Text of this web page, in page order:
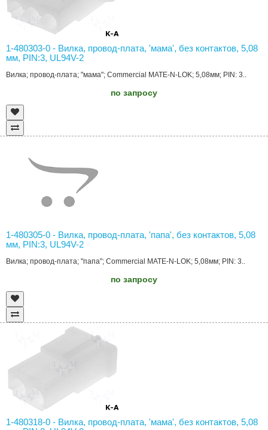
1-480303-0 - Вилка, провод-плата, 'мама', без контактов, 5,08
мм, PIN:3, UL94V-2
Вилка; провод-плата; "мама"; Commercial MATE-N-LOK; 5,08мм; PIN: 3..
по запросу
1-480305-0 - Вилка, провод-плата, 'папа', без контактов, 5,08
мм, PIN:3, UL94V-2
Вилка; провод-плата; "папа"; Commercial MATE-N-LOK; 5,08мм; PIN: 3..
по запросу
1-480318-0 - Вилка, провод-плата, 'мама', без контактов, 5,08